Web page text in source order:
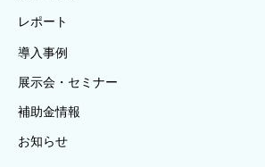
レポート
導入事例
展示会・セミナー
補助金情報
お知らせ